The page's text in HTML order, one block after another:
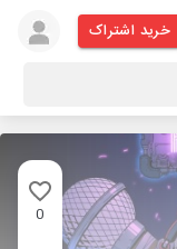
خرید اشتراک
0